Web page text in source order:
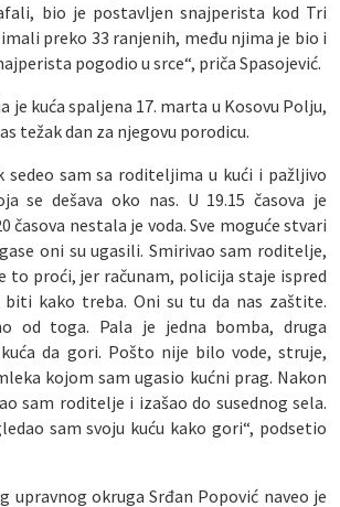
bio je postavljen snajperista kod Tri
preko 33 ranjenih, među njima je bio i
pogodio u srce“, priča Spasojević.
je kuća spaljena 17. marta u Kosovu Polju,
težak dan za njegovu porodicu.
sedeo sam sa roditeljima u kući i pažljivo
se dešava oko nas. U 19.15 časova je
časova nestala je voda. Sve moguće stvari
oni su ugasili. Smirivao sam roditelje,
to proći, jer računam, policija staje ispred
biti kako treba. Oni su tu da nas zaštite.
od toga. Pala je jedna bomba, druga
da gori. Pošto nije bilo vode, struje,
kojom sam ugasio kućni prag. Nakon
sam roditelje i izašao do susednog sela.
sam svoju kuću kako gori“, podsetio
upravnog okruga Srđan Popović naveo je